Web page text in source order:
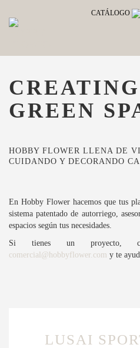
CATÁLOGO
CREATING
GREEN
HOBBY FLOWER LLENA DE
CUIDANDO Y DECORANDO
En Hobby Flower hacemos que tus
sistema patentado de autorriego,
espacios según tus necesidades.
Si tienes un proyecto,
comercial@hobbyflower.com y te
LUSAI